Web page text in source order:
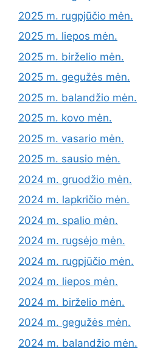
2025 m. rugpjūčio mėn.
2025 m. liepos mėn.
2025 m. birželio mėn.
2025 m. gegužės mėn.
2025 m. balandžio mėn.
2025 m. kovo mėn.
2025 m. vasario mėn.
2025 m. sausio mėn.
2024 m. gruodžio mėn.
2024 m. lapkričio mėn.
2024 m. spalio mėn.
2024 m. rugsėjo mėn.
2024 m. rugpjūčio mėn.
2024 m. liepos mėn.
2024 m. birželio mėn.
2024 m. gegužės mėn.
2024 m. balandžio mėn.